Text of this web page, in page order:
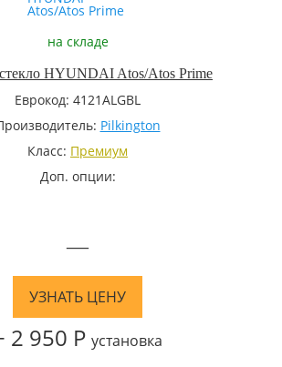
на складе
HYUNDAI Atos/Atos Prime
Еврокод: 4121ALGBL
Pilkington
Класс: Премиум
Доп. опции:
—
УЗНАТЬ ЦЕНУ
2 950 Р установка